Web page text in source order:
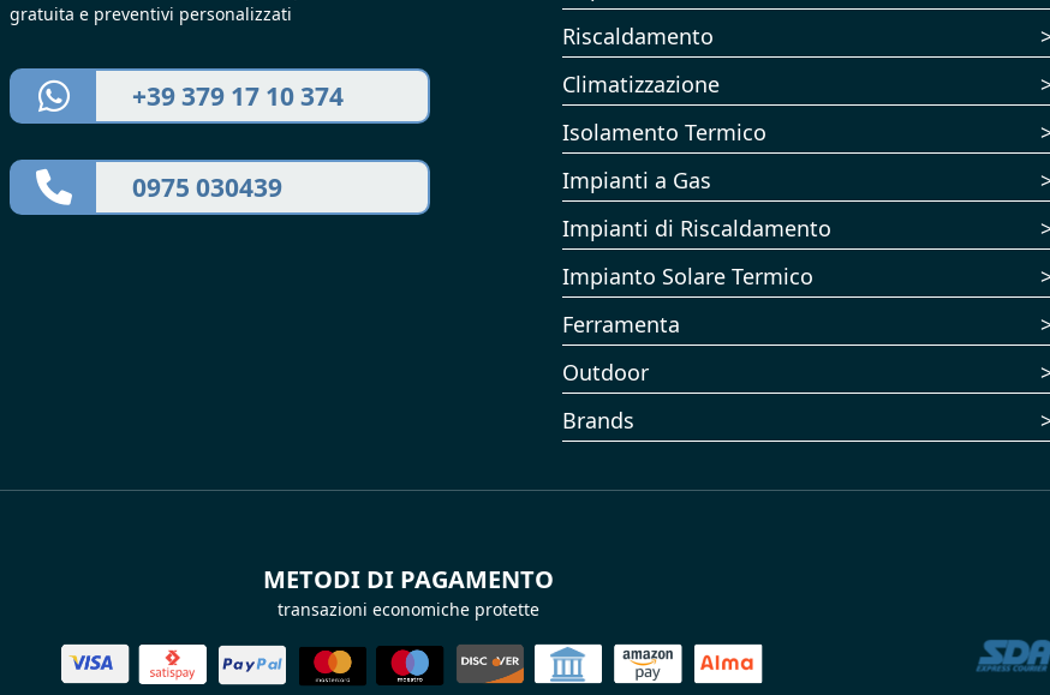
gratuita e preventivi personalizzati
+39 379 17 10 374
0975 030439
Riscaldamento
Climatizzazione
Isolamento Termico
Impianti a Gas
Impianti di Riscaldamento
Impianto Solare Termico
Ferramenta
Outdoor
Brands
METODI DI PAGAMENTO
transazioni economiche protette